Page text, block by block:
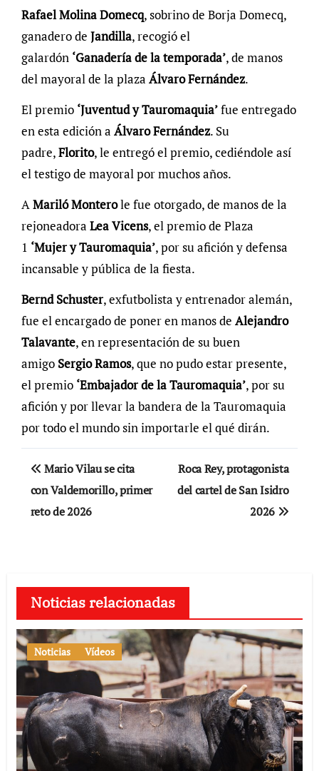
Rafael Molina Domecq, sobrino de Borja Domecq,
ganadero de Jandilla, recogió el
galardón ‘Ganadería de la temporada’, de manos
del mayoral de la plaza Álvaro Fernández.
El premio ‘Juventud y Tauromaquia’fue entregado
en esta edición a Álvaro Fernández. Su
padre,Florito, le entregó el premio, cediéndole así
el testigo de mayoral por muchos años.
AMariló Monterole fue otorgado, de manos de la
rejoneadora Lea Vicens, el premio de Plaza
1 ‘Mujer y Tauromaquia’, por su afición y defensa
incansable y pública de la fiesta.
Bernd Schuster, exfutbolista y entrenador alemán,
fue el encargado de poner en manos de Alejandro
Talavante, en representación de su buen
amigo Sergio Ramos, que no pudo estar presente,
el premio ‘Embajador de la Tauromaquia’, por su
afición y por llevar la bandera de la Tauromaquia
por todo el mundo sin importarle el qué dirán.
Navegación
de
entradas
Mario Vilau se cita
con Valdemorillo, primer
reto de 2026
Roca Rey, protagonista
del cartel de San Isidro
2026
Noticias relacionadas
Noticias Vídeos